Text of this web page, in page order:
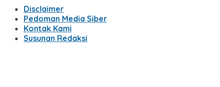
Disclaimer
Pedoman Media Siber
Kontak Kami
Susunan Redaksi